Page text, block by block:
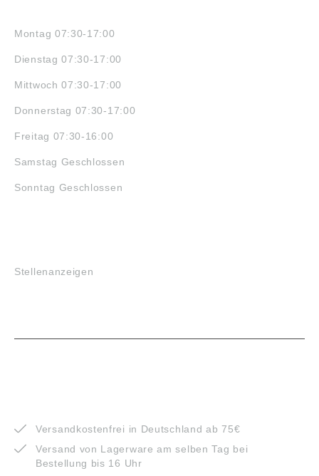
Montag 07:30-17:00
Dienstag 07:30-17:00
Mittwoch 07:30-17:00
Donnerstag 07:30-17:00
Freitag 07:30-16:00
Samstag Geschlossen
Sonntag Geschlossen
Stellenanzeigen
Versandkostenfrei in Deutschland ab 75€
Versand von Lagerware am selben Tag bei
Bestellung bis 16 Uhr